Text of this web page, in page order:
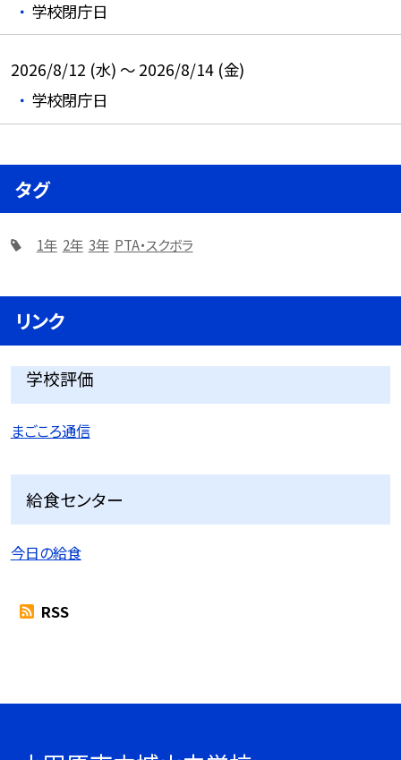
学校閉庁日
2026/8/12 (水) ～ 2026/8/14 (金)
学校閉庁日
タグ
1年 2年 3年 PTA・スクボラ
リンク
学校評価
まごころ通信
給食センター
今日の給食
RSS